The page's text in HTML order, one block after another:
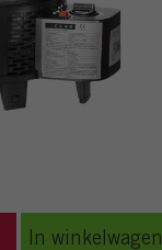
In winkelwagen